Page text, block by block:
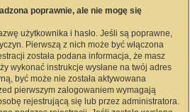
poprawnie, ale nie mogę się
użytkownika i hasło. Jeśli są poprawne,
Pierwszą z nich może być włączona
została podana informacja, że masz
wykonać instrukcje wysłane na twój adres
być może nie została aktywowana
pierwszym zalogowaniem wymagają
rejestrującą się lub przez administratora.